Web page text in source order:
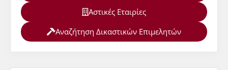
Αστικές Εταιρίες
Αναζήτηση Δικαστικών Επιμελητών